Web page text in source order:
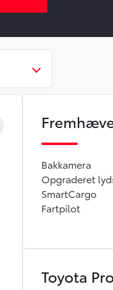
Bakkamera
Opgraderet
SmartCargo
Fartpilot
Toyota